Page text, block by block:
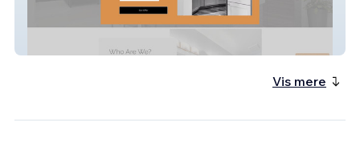
Vis mere